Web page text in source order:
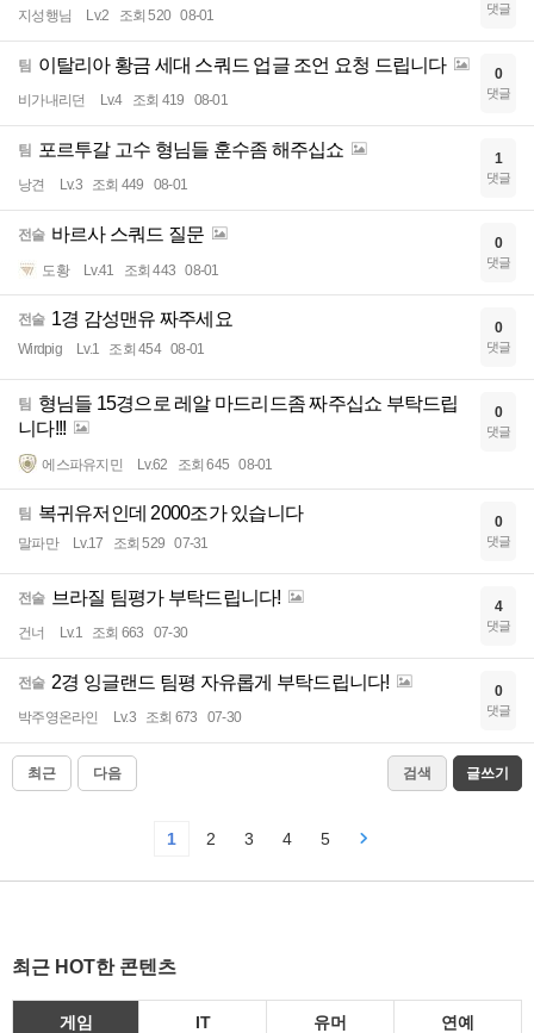
지성행님 Lv.2 조회 520 08-01 댓글
팀 이탈리아 황금 세대 스쿼드 업글 조언 요청 드립니다
비가내리던 Lv.4 조회 419 08-01
0
댓글
팀 포르투갈 고수 형님들 훈수좀 해주십쇼
낭견 Lv.3 조회 449 08-01
1
댓글
전술 바르사 스쿼드 질문
도황 Lv.41 조회 443 08-01
0
댓글
전술 1경 감성맨유 짜주세요
Wirdpig Lv.1 조회 454 08-01
0
댓글
팀
형님들 15경으로 레알 마드리드좀 짜주십쇼 부탁드립
니다!!!
에스파유지민 Lv.62 조회 645 08-01
0
댓글
팀 복귀유저인데 2000조가 있습니다
말파만 Lv.17 조회 529 07-31
0
댓글
전술 브라질 팀평가 부탁드립니다!
건너 Lv.1 조회 663 07-30
4
댓글
전술 2경 잉글랜드 팀평 자유롭게 부탁드립니다!
박주영온라인 Lv.3 조회 673 07-30
0
댓글
최근 다음 검색 글쓰기
1 2 3 4 5
최근 HOT한 콘텐츠
게임 IT 유머 연예